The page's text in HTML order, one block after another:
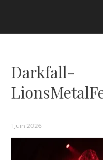
Darkfall-
1 juin 2026